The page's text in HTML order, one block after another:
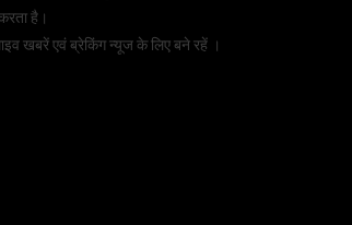
है।
खबरें एवं ब्रेकिंग न्यूज के लिए बने रहें ।